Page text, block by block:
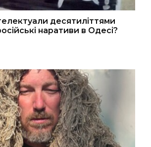
десятиліттями
наративи в Одесі?